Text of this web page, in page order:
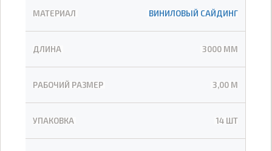
МАТЕРИАЛ ВИНИЛОВЫЙ САЙДИНГ
ДЛИНА 3000 ММ
РАБОЧИЙ РАЗМЕР 3,00 М
УПАКОВКА 14 ШТ